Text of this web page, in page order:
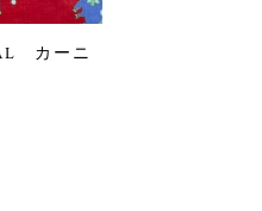
カーニ